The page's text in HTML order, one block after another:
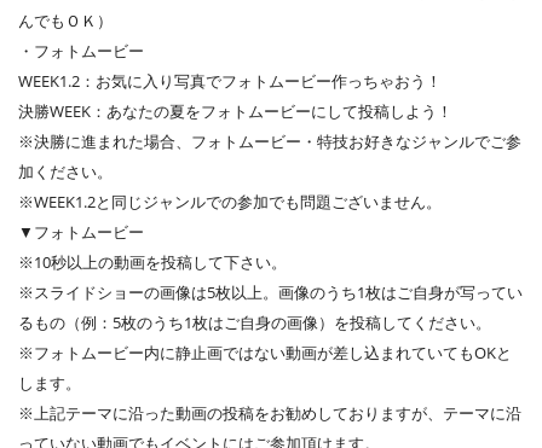
んでもＯＫ）
・フォトムービー
WEEK1.2：お気に入り写真でフォトムービー作っちゃおう！
決勝WEEK：あなたの夏をフォトムービーにして投稿しよう！
※決勝に進まれた場合、フォトムービー・特技お好きなジャンルでご参
加ください。
※WEEK1.2と同じジャンルでの参加でも問題ございません。
▼フォトムービー
※10秒以上の動画を投稿して下さい。
※スライドショーの画像は5枚以上。画像のうち1枚はご自身が写ってい
るもの（例：5枚のうち1枚はご自身の画像）を投稿してください。
※フォトムービー内に静止画ではない動画が差し込まれていてもOKと
します。
※上記テーマに沿った動画の投稿をお勧めしておりますが、テーマに沿
っていない動画でもイベントにはご参加頂けます。